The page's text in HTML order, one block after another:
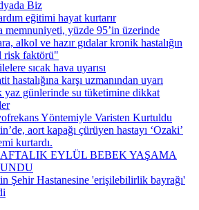
Biz
eğitimi hayat kurtarır
memnuniyeti, yüzde 95’in üzerinde
alkol ve hazır gıdalar kronik hastalığın
risk faktörü"
sıcak hava uyarısı
hastalığına karşı uzmanından uyarı
yaz günlerinde su tüketimine dikkat
Yöntemiyle Varisten Kurtuldu
aort kapağı çürüyen hastayı ‘Ozaki’
kurtardı.
EYLÜL BEBEK YAŞAMA
Şehir Hastanesine 'erişilebilirlik bayrağı'